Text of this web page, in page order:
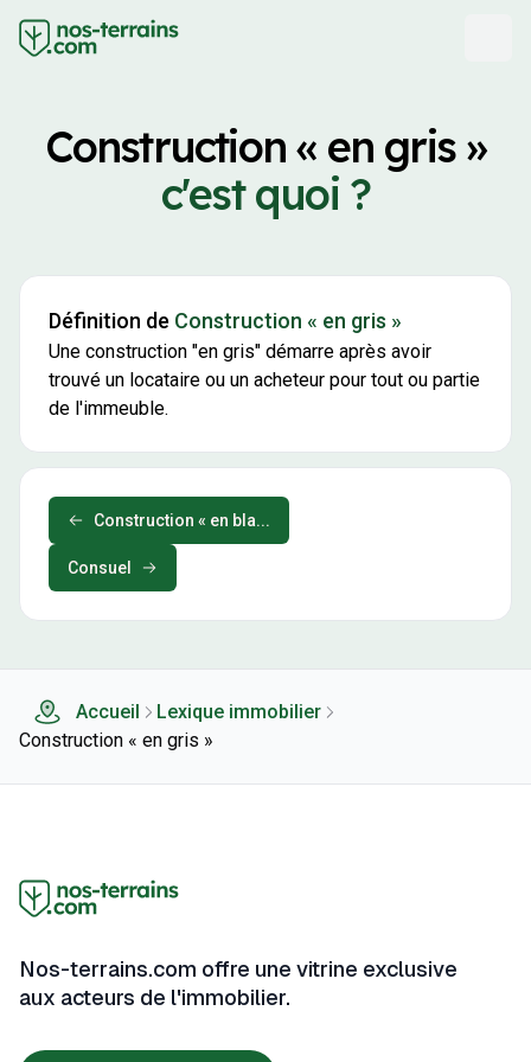
Construction « en gris »
c'est quoi ?
Définition de Construction « en gris »
Une construction "en gris" démarre après avoir
trouvé un locataire ou un acheteur pour tout ou partie
de l'immeuble.
Construction « en bla...
Consuel
Accueil
Lexique immobilier
Construction « en gris »
Nos-terrains.com offre une vitrine exclusive
aux acteurs de l'immobilier.